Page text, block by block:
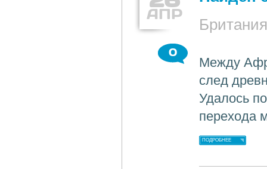
АПР
Британия
0
Между
след
Удалось
перехода
ПОДРОБНЕЕ